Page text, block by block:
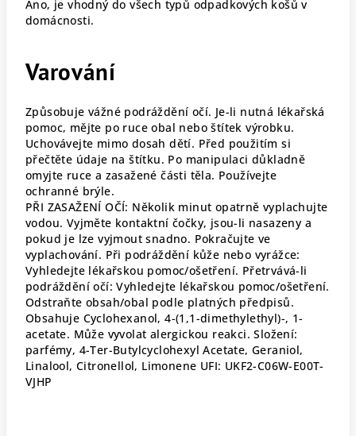
Ano, je vhodný do všech typů odpadkových košů v
domácnosti.
Varování
Způsobuje vážné podráždění očí. Je-li nutná lékařská
pomoc, mějte po ruce obal nebo štítek výrobku.
Uchovávejte mimo dosah dětí. Před použitím si
přečtěte údaje na štítku. Po manipulaci důkladně
omyjte ruce a zasažené části těla. Používejte
ochranné brýle.
PŘI ZASAŽENÍ OČÍ: Několik minut opatrně vyplachujte
vodou. Vyjměte kontaktní čočky, jsou-li nasazeny a
pokud je lze vyjmout snadno. Pokračujte ve
vyplachování. Při podráždění kůže nebo vyrážce:
Vyhledejte lékařskou pomoc/ošetření. Přetrvává-li
podráždění očí: Vyhledejte lékařskou pomoc/ošetření.
Odstraňte obsah/obal podle platných předpisů.
Obsahuje Cyclohexanol, 4-(1,1-dimethylethyl)-, 1-
acetate. Může vyvolat alergickou reakci. Složení:
parfémy, 4-Ter-Butylcyclohexyl Acetate, Geraniol,
Linalool, Citronellol, Limonene UFI: UKF2-C06W-E00T-
VJHP